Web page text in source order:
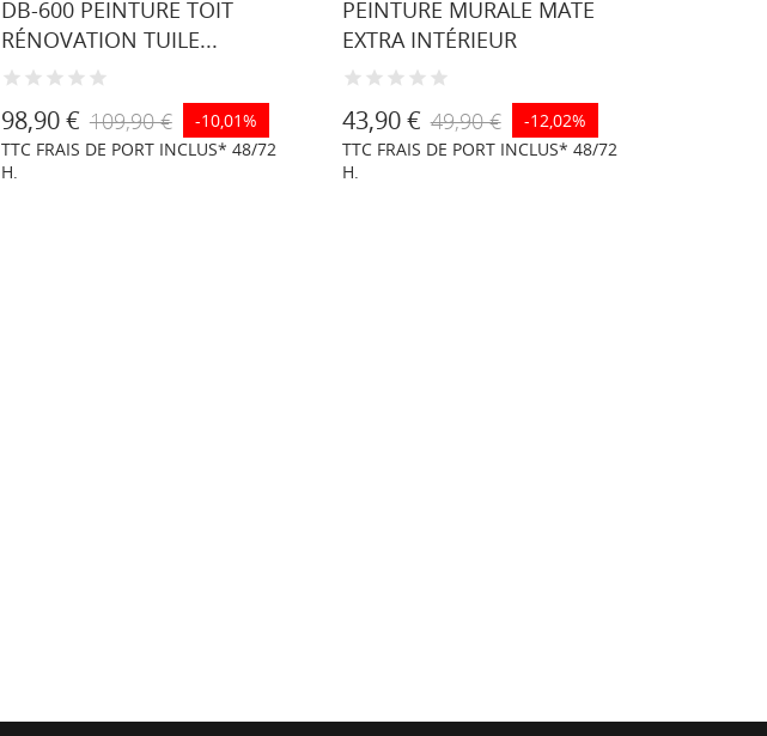
similaire
RAL
DB-600 PEINTURE TOIT
RÉNOVATION TUILE...
98,90 € 109,90 €
-10,01%
TTC FRAIS DE PORT INCLUS* 48/72
H.
PEINTURE MURALE MATE
EXTRA INTÉRIEUR
43,90 € 49,90 €
-12,02%
TTC FRAIS DE PORT INCLUS* 48/72
H.